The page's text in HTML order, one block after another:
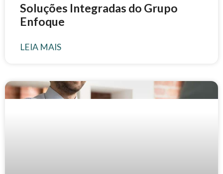
Soluções Integradas do Grupo
Enfoque
LEIA MAIS